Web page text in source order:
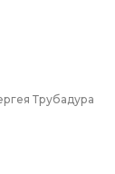
Трубадура